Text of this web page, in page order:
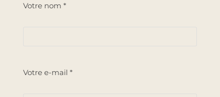
Votre nom *
Votre e-mail *